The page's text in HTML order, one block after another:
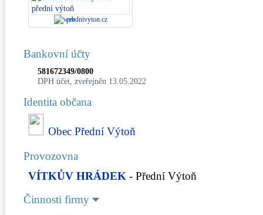
prednivyton.cz
Bankovní účty
581672349/0800
DPH účet, zveřejněn 13.05.2022
Identita občana
Obec Přední Výtoň
Provozovna
VÍTKŮV HRÁDEK - Přední Výtoň
Činnosti firmy